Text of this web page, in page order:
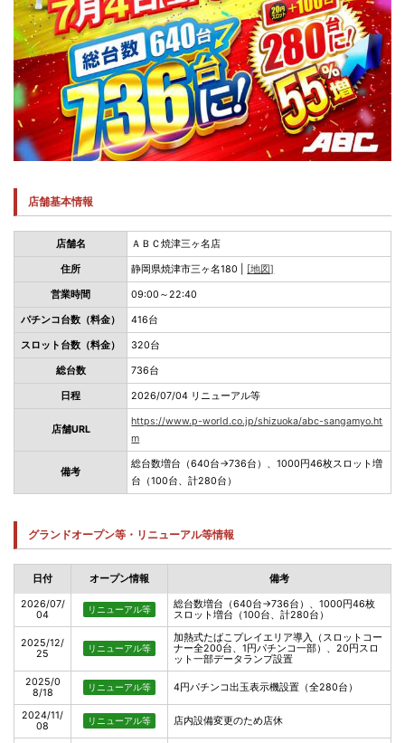
店舗基本情報
店舗名 ＡＢＣ焼津三ヶ名店
住所 静岡県焼津市三ヶ名180 | [地図]
営業時間 09:00～22:40
パチンコ台数（料金） 416台
スロット台数（料金） 320台
総台数 736台
日程 2026/07/04 リニューアル等
店舗URL
https://www.p-world.co.jp/shizuoka/abc-sangamyo.ht
m
備考
総台数増台（640台→736台）、1000円46枚スロット増
台（100台、計280台）
グランドオープン等・リニューアル等情報
日付 オープン情報 備考
2026/07/
04
リニューアル等
総台数増台（640台→736台）、1000円46枚
スロット増台（100台、計280台）
2025/12/
25
リニューアル等
加熱式たばこプレイエリア導入（スロットコー
ナー全200台、1円パチンコ一部）、20円スロ
ット一部データランプ設置
2025/0
8/18
リニューアル等 4円パチンコ出玉表示機設置（全280台）
2024/11/
08
リニューアル等 店内設備変更のため店休